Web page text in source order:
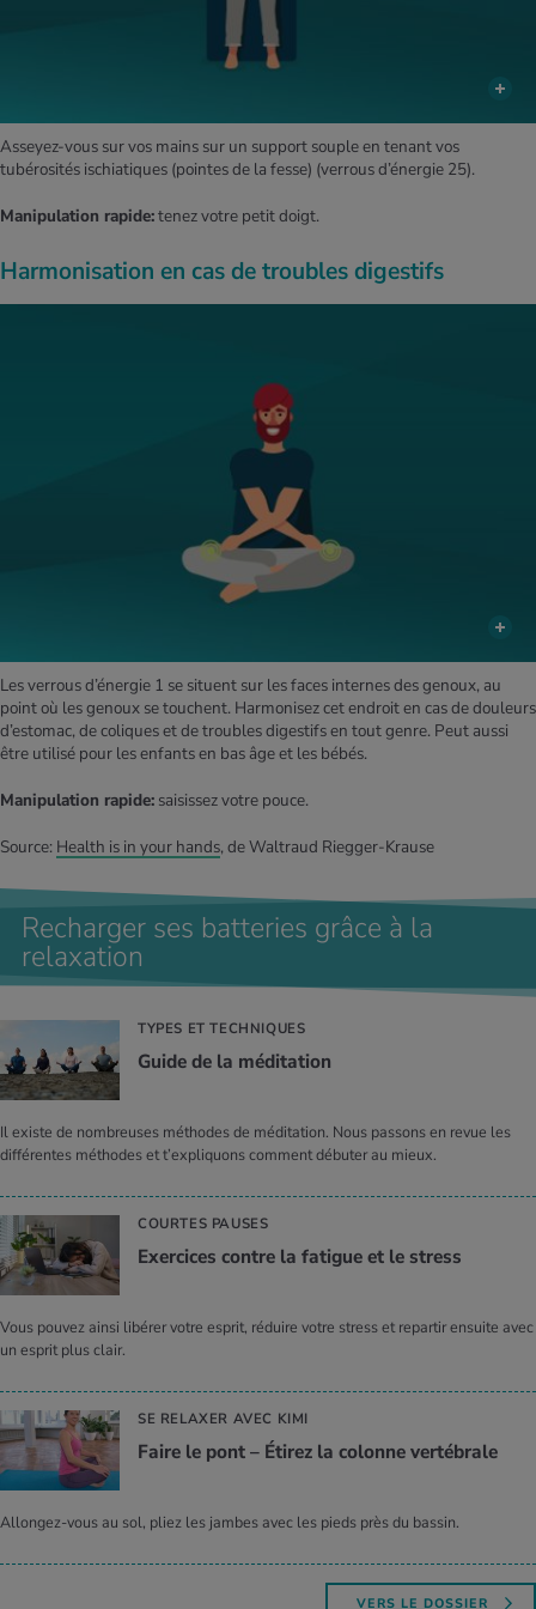
Asseyez-vous sur vos mains sur un support souple en tenant vos
tubérosités ischiatiques (pointes de la fesse) (verrous d’énergie 25).
Manipulation rapide:tenez votre petit doigt.
Harmonisation en cas de troubles digestifs
Les verrous d’énergie 1 se situent sur les faces internes des genoux, au
point où les genoux se touchent. Harmonisez cet endroit en cas de douleurs
d’estomac, de coliques et de troubles digestifs en tout genre. Peut aussi
être utilisé pour les enfants en bas âge et les bébés.
Manipulation rapide: saisissez votre pouce.
Source: Health is in your hands, de Waltraud Riegger-Krause
Recharger ses batteries grâce à la
relaxation
TYPES ET TECHNIQUES
Guide de la médi­ta­tion
Il existe de nombreuses méthodes de méditation. Nous passons en revue les
différentes méthodes et t’expliquons comment débuter au mieux.
COURTES PAUSES
Exer­cices contre la fatigue et le stress
Vous pouvez ainsi libérer votre esprit, réduire votre stress et repartir ensuite avec
un esprit plus clair.
SE RELAXER AVEC KIMI
Faire le pont – Éti­rez la colonne ver­té­brale
Allongez-vous au sol, pliez les jambes avec les pieds près du bassin.
VERS LE DOSSIER